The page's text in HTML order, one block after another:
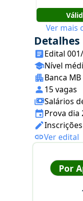
Ver mais
Detalhes
Edital
Nível
Banca
15 vagas
Salários
Prova dia
Ver edital
Por